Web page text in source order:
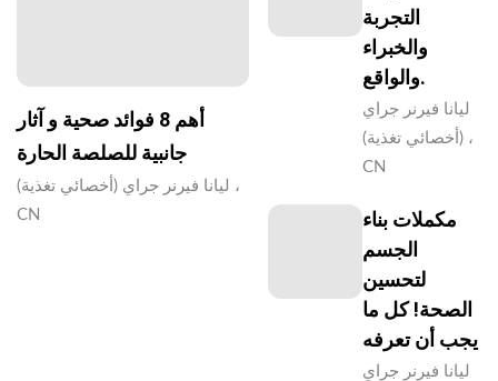
أهم 8 فوائد صحية و آثار
جانبية للصلصة الحارة
ليانا فيرنر جراي (أخصائي تغذية) ،
CN
التجربة
والخبراء
والواقع.
ليانا فيرنر جراي
(أخصائي تغذية) ،
CN
مكملات بناء
الجسم
لتحسين
الصحة! كل ما
يجب أن تعرفه
ليانا فيرنر جراي